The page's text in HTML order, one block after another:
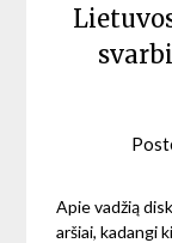
Apie vadžią
aršiai, kadangi